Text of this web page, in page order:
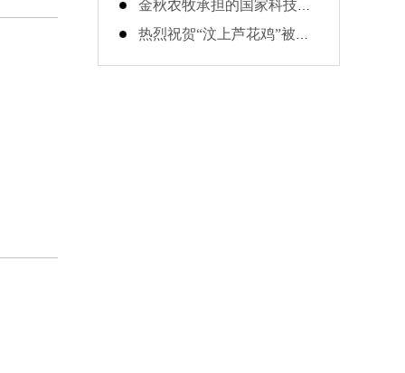
金秋农牧承担的国家科技富民强县项目通过验收！
热烈祝贺“汶上芦花鸡”被国家农业部认定为“农产品地理标志”产品